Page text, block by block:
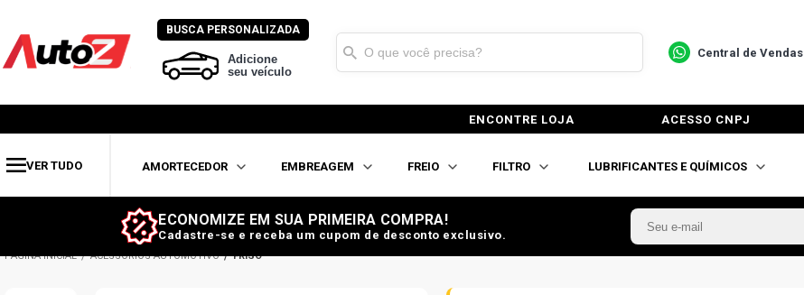
BUSCA PERSONALIZADA
Adicione
seu veículo
Central de Vendas
ENCONTRE LOJA ACESSO CNPJ
VER TUDO AMORTECEDOR EMBREAGEM FREIO FILTRO LUBRIFICANTES E QUÍMICOS
ECONOMIZE EM SUA PRIMEIRA COMPRA!
Cadastre-se e receba um cupom de desconto exclusivo.
ACESSÓRIOS AUTOMOTIVO FRISO